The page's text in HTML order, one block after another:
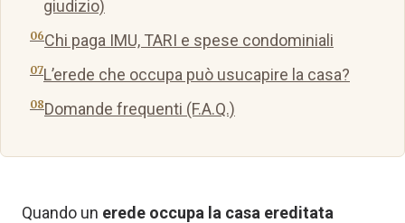
giudizio)
Chi paga IMU, TARI e spese condominiali
L’erede che occupa può usucapire la casa?
Domande frequenti (F.A.Q.)
Quando un erede occupa la casa ereditata